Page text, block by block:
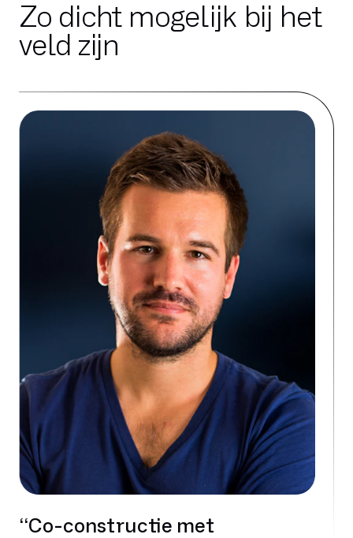
Zo dicht mogelijk bij het
veld zijn
“Co-constructie met